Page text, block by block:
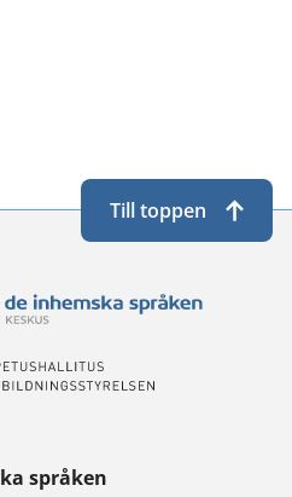
språken
Till toppen